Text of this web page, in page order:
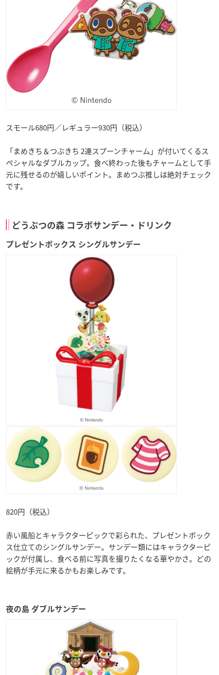
スモール680円／レギュラー930円（税込）
「まめきち＆つぶきち 2連スプーンチャーム」が付いてくるス
ペシャルなダブルカップ。食べ終わった後もチャームとして手
元に残せるのが嬉しいポイント。まめつぶ推しは絶対チェック
です。
どうぶつの森 コラボサンデー・ドリンク
プレゼントボックス シングルサンデー
820円（税込）
赤い風船とキャラクターピックで彩られた、プレゼントボック
ス仕立てのシングルサンデー。サンデー類にはキャラクターピ
ックが付属し、食べる前に写真を撮りたくなる華やかさ。どの
絵柄が手元に来るかもお楽しみです。
夜の島 ダブルサンデー